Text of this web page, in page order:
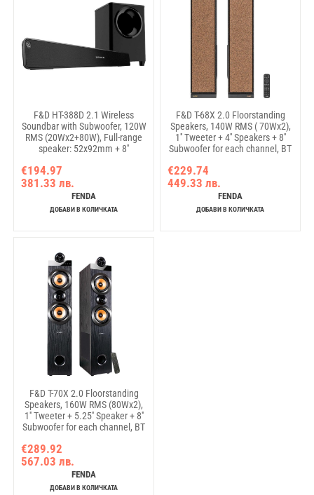
F&D HT-388D 2.1 Wireless
Soundbar with Subwoofer, 120W
RMS (20Wx2+80W), Full-range
speaker: 52x92mm + 8''
5.0/Optical/AUX/HDMI/USB/LED
Display/Remote
Control/Wooden/Black
€194.97
381.33 лв.
FENDA
ДОБАВИ В КОЛИЧКАТА
F&D T-68X 2.0 Floorstanding
Speakers, 140W RMS ( 70Wx2),
1'' Tweeter + 4'' Speakers + 8''
Subwoofer for each channel, BT
function/LED Display/Remote
control/Microphone/Wooden,
Touch buttons, Black
€229.74
449.33 лв.
FENDA
ДОБАВИ В КОЛИЧКАТА
F&D T-70X 2.0 Floorstanding
Speakers, 160W RMS (80Wx2),
1'' Tweeter + 5.25'' Speaker + 8''
Subwoofer for each channel, BT
function/ LED Display/Remote
control/Microphone
included/Wooden/Black
€289.92
567.03 лв.
FENDA
ДОБАВИ В КОЛИЧКАТА